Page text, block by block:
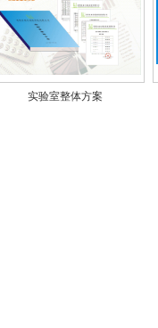
实验室整体方案